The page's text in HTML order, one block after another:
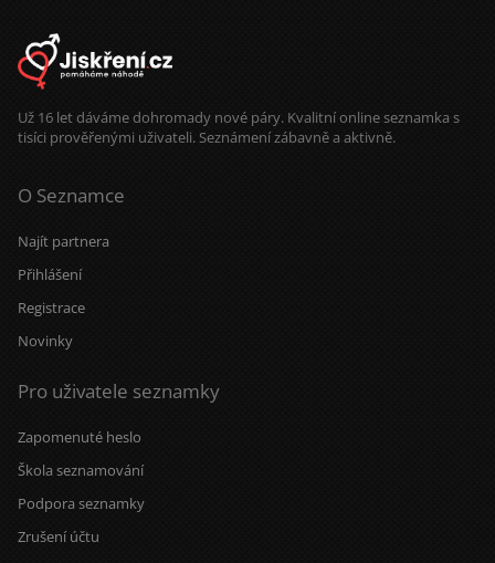
Už 16 let dáváme dohromady nové páry. Kvalitní online seznamka s
tisíci prověřenými uživateli. Seznámení zábavně a aktivně.
O Seznamce
Najít partnera
Přihlášení
Registrace
Novinky
Pro uživatele seznamky
Zapomenuté heslo
Škola seznamování
Podpora seznamky
Zrušení účtu